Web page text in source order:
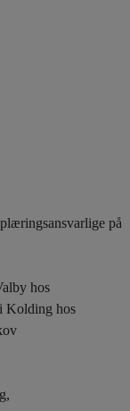
på
hos
Kolding hos